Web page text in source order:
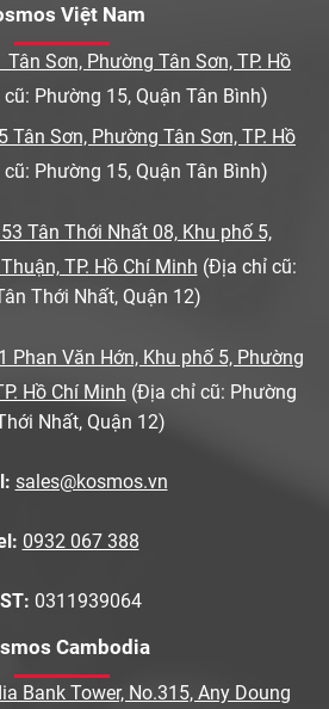
Việt Nam
Tân Sơn, Phường Tân Sơn, TP. Hồ
Phường 15, Quận Tân Bình)
Tân Sơn, Phường Tân Sơn, TP. Hồ
Phường 15, Quận Tân Bình)
53 Tân Thới Nhất 08, Khu phố 5,
TP. Hồ Chí Minh (Địa chỉ cũ:
Thới Nhất, Quận 12)
Phan Văn Hớn, Khu phố 5, Phường
Hồ Chí Minh (Địa chỉ cũ: Phường
Nhất, Quận 12)
sales@kosmos.vn
0932 067 388
0311939064
Cambodia
Bank Tower, No.315, Any Doung